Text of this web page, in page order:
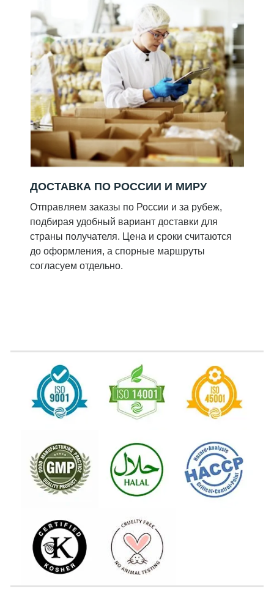
ДОСТАВКА ПО РОССИИ И МИРУ
Отправляем заказы по России и за рубеж,
подбирая удобный вариант доставки для
страны получателя. Цена и сроки считаются
до оформления, а спорные маршруты
согласуем отдельно.